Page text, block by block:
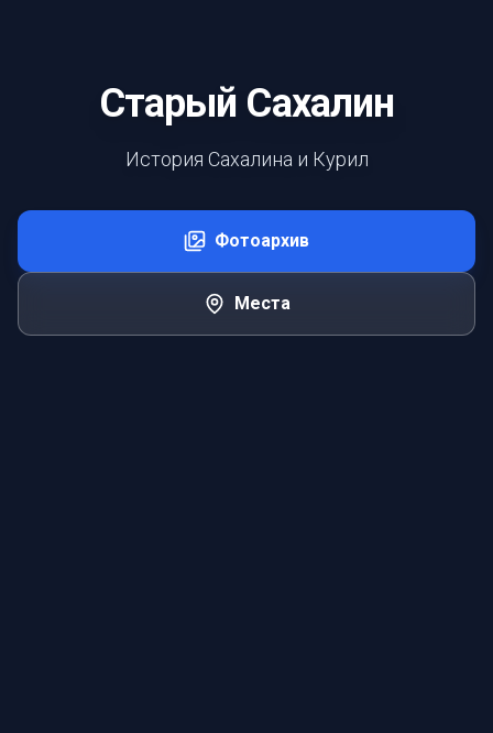
Старый Сахалин
История Сахалина и Курил
Фотоархив
Места